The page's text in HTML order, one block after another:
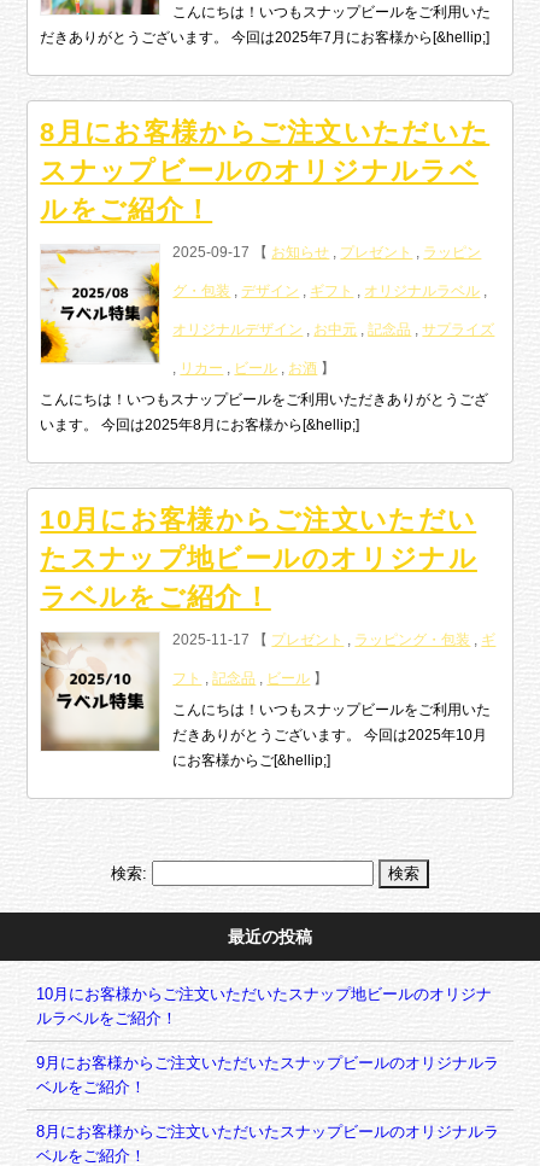
こんにちは！いつもスナップビールをご利用いた
だきありがとうございます。 今回は2025年7月にお客様から[&hellip;]
8月にお客様からご注文いただいた
スナップビールのオリジナルラベ
ルをご紹介！
2025-09-17 【 お知らせ , プレゼント , ラッピン
グ・包装 ,デザイン , ギフト , オリジナルラベル ,
オリジナルデザイン , お中元 ,記念品 ,サプライズ
, リカー , ビール , お酒 】
こんにちは！いつもスナップビールをご利用いただきありがとうござ
います。 今回は2025年8月にお客様から[&hellip;]
10月にお客様からご注文いただい
たスナップ地ビールのオリジナル
ラベルをご紹介！
2025-11-17 【 プレゼント , ラッピング・包装 , ギ
フト ,記念品 , ビール 】
こんにちは！いつもスナップビールをご利用いた
だきありがとうございます。 今回は2025年10月
にお客様からご[&hellip;]
検索:
最近の投稿
10月にお客様からご注文いただいたスナップ地ビールのオリジナ
ルラベルをご紹介！
9月にお客様からご注文いただいたスナップビールのオリジナルラ
ベルをご紹介！
8月にお客様からご注文いただいたスナップビールのオリジナルラ
ベルをご紹介！